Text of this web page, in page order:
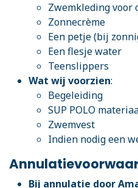
Zwemkleding voor
Zonnecrème
Een petje (bij
Een flesje water
Teenslippers
Wat wij voorzien:
Begeleiding
SUP POLO
Zwemvest
Indien nodig een
Bij annulatie door